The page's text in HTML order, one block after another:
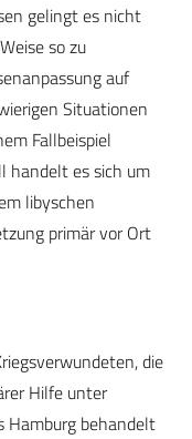
gelingt es nicht
so zu
auf
Situationen
Fallbeispiel
handelt es sich um
libyschen
primär vor Ort
die
Hilfe unter
Hamburg behandelt